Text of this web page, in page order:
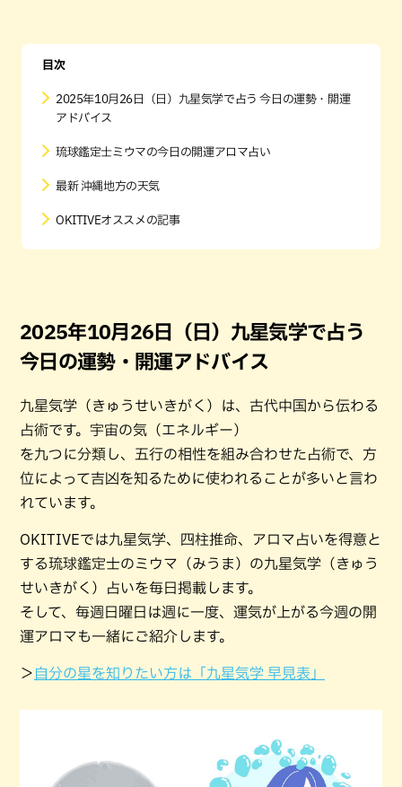
目次
2025年10月26日（日）九星気学で占う 今日の運勢・開運
アドバイス
琉球鑑定士ミウマの今日の開運アロマ占い
最新 沖縄地方の天気
OKITIVEオススメの記事
2025年10月26日（日）九星気学で占う
今日の運勢・開運アドバイス
九星気学（きゅうせいきがく）は、古代中国から伝わる
占術です。宇宙の気（エネルギー）
を九つに分類し、五行の相性を組み合わせた占術で、方
位によって吉凶を知るために使われることが多いと言わ
れています。
OKITIVEでは九星気学、四柱推命、アロマ占いを得意と
する琉球鑑定士のミウマ（みうま）の九星気学（きゅう
せいきがく）占いを毎日掲載します。
そして、毎週日曜日は週に一度、運気が上がる今週の開
運アロマも一緒にご紹介します。
＞ 自分の星を知りたい方は「九星気学 早見表」